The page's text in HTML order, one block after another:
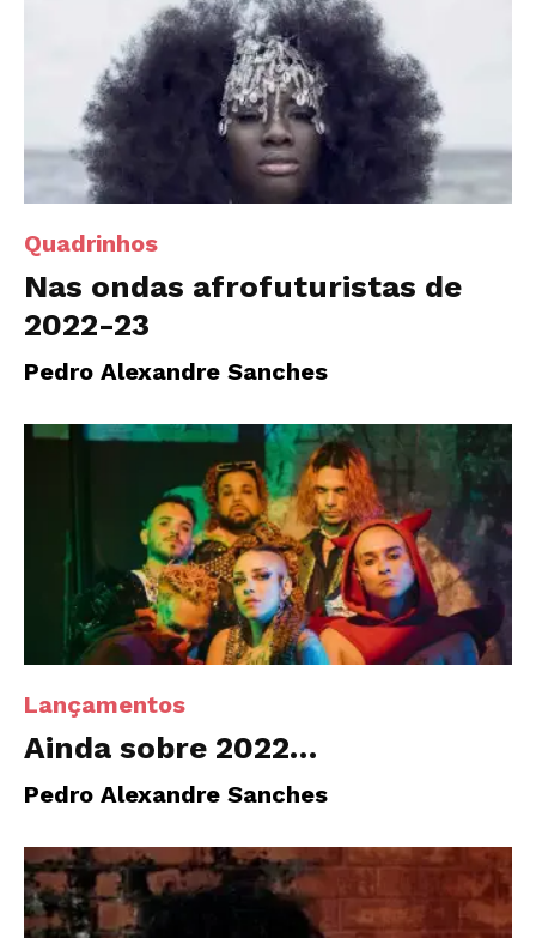
Quadrinhos
Nas ondas afrofuturistas de
2022-23
Pedro Alexandre Sanches
Lançamentos
Ainda sobre 2022…
Pedro Alexandre Sanches